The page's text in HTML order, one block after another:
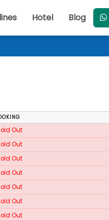
Hotel Blog
Out
Out
Out
Out
Out
Out
Out